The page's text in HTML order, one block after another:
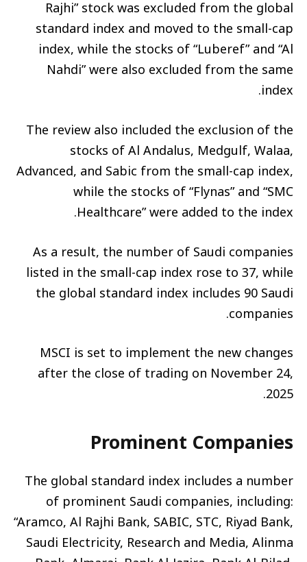
Rajhi” stock was excluded from the global
standard index and moved to the small-cap
index, while the stocks of “Luberef” and “Al
Nahdi” were also excluded from the same
index.
The review also included the exclusion of the
stocks of Al Andalus, Medgulf, Walaa,
Advanced, and Sabic from the small-cap index,
while the stocks of “Flynas” and “SMC
Healthcare” were added to the index.
As a result, the number of Saudi companies
listed in the small-cap index rose to 37, while
the global standard index includes 90 Saudi
companies.
MSCI is set to implement the new changes
after the close of trading on November 24,
2025.
Prominent Companies
The global standard index includes a number
of prominent Saudi companies, including:
“Aramco, Al Rajhi Bank, SABIC, STC, Riyad Bank,
Saudi Electricity, Research and Media, Alinma